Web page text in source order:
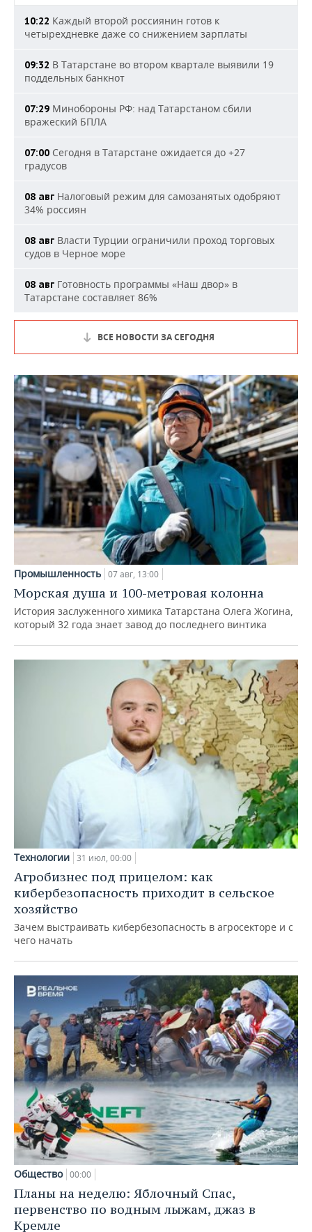
10:22 Каждый второй россиянин готов к
четырехдневке даже со снижением зарплаты
09:32 В Татарстане во втором квартале выявили 19
поддельных банкнот
07:29 Минобороны РФ: над Татарстаном сбили
вражеский БПЛА
07:00 Сегодня в Татарстане ожидается до +27
градусов
08 авг Налоговый режим для самозанятых одобряют
34% россиян
08 авг Власти Турции ограничили проход торговых
судов в Черное море
08 авг Готовность программы «Наш двор» в
Татарстане составляет 86%
ВСЕ НОВОСТИ ЗА СЕГОДНЯ
Промышленность 07 авг, 13:00
Морская душа и 100-метровая колонна
История заслуженного химика Татарстана Олега Жогина,
который 32 года знает завод до последнего винтика
Технологии 31 июл, 00:00
Агробизнес под прицелом: как
кибербезопасность приходит в сельское
хозяйство
Зачем выстраивать кибербезопасность в агросекторе и с
чего начать
Общество 00:00
Планы на неделю: Яблочный Спас,
первенство по водным лыжам, джаз в
Кремле